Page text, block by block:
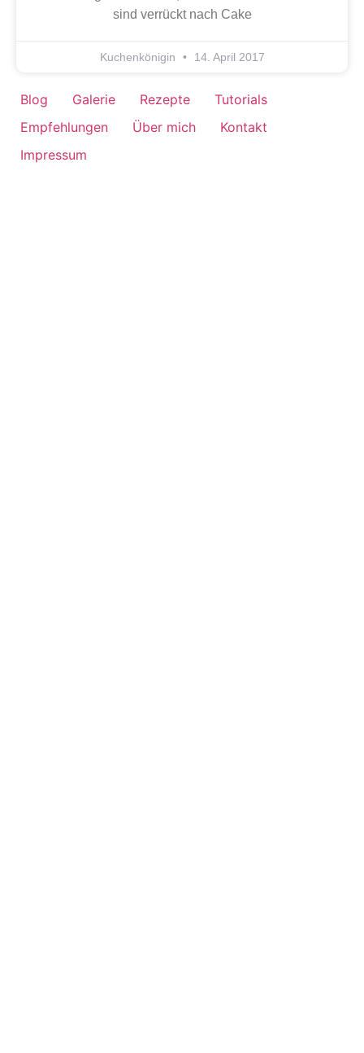
sind verrückt nach Cake
Kuchenkönigin 14. April 2017
Blog Galerie Rezepte
Tutorials
Empfehlungen
Über mich
Kontakt
Impressum